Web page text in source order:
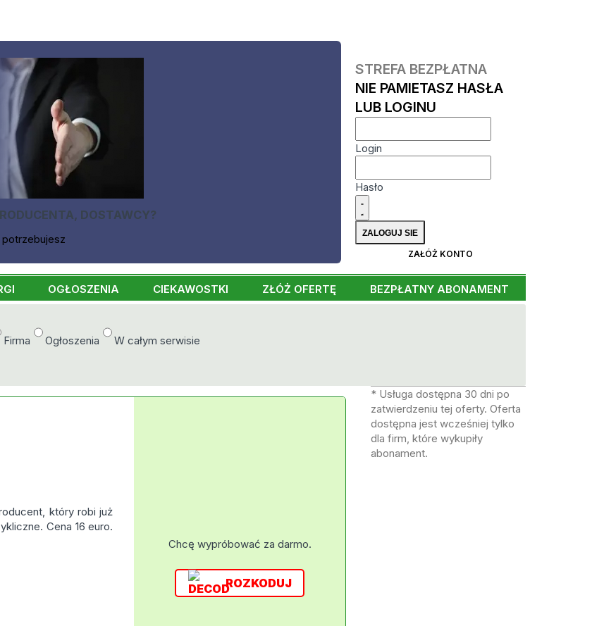
DOSTAWCY?
STREFA BEZPŁATNA
NIE PAMIETASZ HASŁA
LUB LOGINU
Login
Hasło
ZAŁÓŻ KONTO
OGŁOSZENIA CIEKAWOSTKI ZŁÓŻ OFERTĘ BEZPŁATNY ABONAMENT
Firma Ogłoszenia W całym serwisie
który robi już
Cena 16 euro.
Chcę wypróbować za darmo.
ROZKODUJ
* Usługa dostępna 30 dni po
zatwierdzeniu tej oferty. Oferta
dostępna jest wcześniej tylko
dla firm, które wykupiły
abonament.